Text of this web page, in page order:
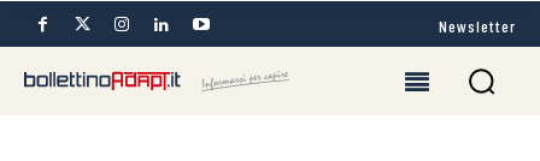
Newsletter